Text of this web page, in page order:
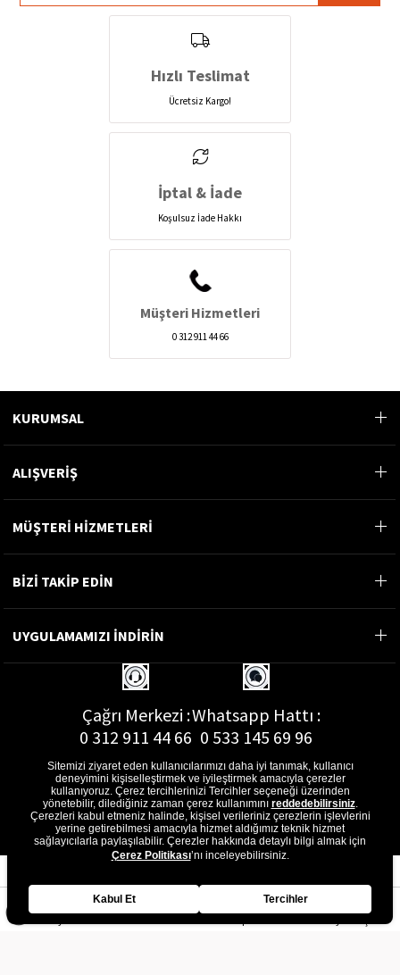
Hızlı Teslimat
Ücretsiz Kargo!
İptal & İade
Koşulsuz İade Hakkı
Müşteri Hizmetleri
0 312 911 44 66
KURUMSAL
ALIŞVERİŞ
MÜŞTERİ HİZMETLERİ
BİZİ TAKİP EDİN
UYGULAMAMIZI İNDİRİN
Çağrı Merkezi :
0 312 911 44 66
Whatsapp Hattı :
0 533 145 69 96
E-Posta Adresi :
musterihizmetleri@gon.com.tr
Sitemizi ziyaret eden kullanıcılarımızı daha iyi tanımak, kullanıcı
deneyimini kişiselleştirmek ve iyileştirmek amacıyla çerezler
kullanıyoruz. Çerez tercihlerinizi Tercihler seçeneği üzerinden
yönetebilir, dilediğiniz zaman çerez kullanımını reddedebilirsiniz.
Çerezleri kabul etmeniz halinde, kişisel verileriniz çerezlerin işlevlerini
yerine getirebilmesi amacıyla hizmet aldığımız teknik hizmet
sağlayıcılarla paylaşılabilir. Çerezler hakkında detaylı bilgi almak için
Çerez Politikası’nı inceleyebilirsiniz.
Kabul Et Tercihler